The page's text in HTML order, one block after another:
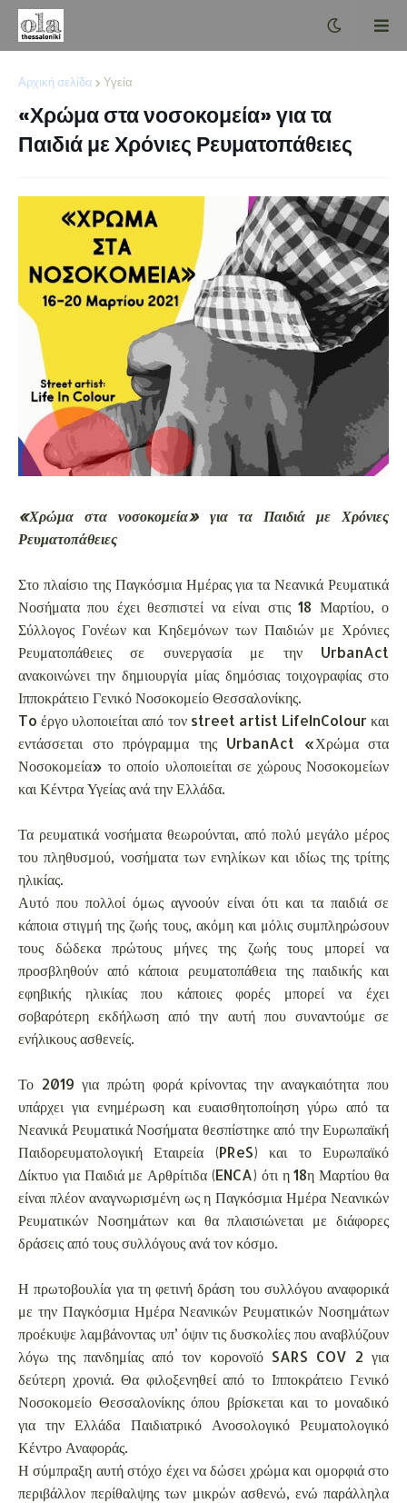
Αρχική σελίδα Υγεία
«Χρώμα στα νοσοκομεία» για τα
Παιδιά με Χρόνιες Ρευματοπάθειες
«Χρώμα στα νοσοκομεία» για τα Παιδιά με Χρόνιες
Ρευματοπάθειες
Στο πλαίσιο της Παγκόσμια Ημέρας για τα Νεανικά Ρευματικά
Νοσήματα που έχει θεσπιστεί να είναι στις 18 Μαρτίου, ο
Σύλλογος Γονέων και Κηδεμόνων των Παιδιών με Χρόνιες
Ρευματοπάθειες σε συνεργασία με την UrbanAct
ανακοινώνει την δημιουργία μίας δημόσιας τοιχογραφίας στο
Ιπποκράτειο Γενικό Νοσοκομείο Θεσσαλονίκης.
To έργο υλοποιείται από τον street artist LifeInColour και
εντάσσεται στο πρόγραμμα της UrbanAct «Χρώμα στα
Νοσοκομεία» το οποίο υλοποιείται σε χώρους Νοσοκομείων
και Κέντρα Υγείας ανά την Ελλάδα.
Τα ρευματικά νοσήματα θεωρούνται, από πολύ μεγάλο μέρος
του πληθυσμού, νοσήματα των ενηλίκων και ιδίως της τρίτης
ηλικίας.
Αυτό που πολλοί όμως αγνοούν είναι ότι και τα παιδιά σε
κάποια στιγμή της ζωής τους, ακόμη και μόλις συμπληρώσουν
τους δώδεκα πρώτους μήνες της ζωής τους μπορεί να
προσβληθούν από κάποια ρευματοπάθεια της παιδικής και
εφηβικής ηλικίας που κάποιες φορές μπορεί να έχει
σοβαρότερη εκδήλωση από την αυτή που συναντούμε σε
ενήλικους ασθενείς.
Το 2019 για πρώτη φορά κρίνοντας την αναγκαιότητα που
υπάρχει για ενημέρωση και ευαισθητοποίηση γύρω από τα
Νεανικά Ρευματικά Νοσήματα θεσπίστηκε από την Ευρωπαϊκή
Παιδορευματολογική Εταιρεία (PReS) και το Ευρωπαϊκό
Δίκτυο για Παιδιά με Αρθρίτιδα (ENCA) ότι η 18η Μαρτίου θα
είναι πλέον αναγνωρισμένη ως η Παγκόσμια Ημέρα Νεανικών
Ρευματικών Νοσημάτων και θα πλαισιώνεται με διάφορες
δράσεις από τους συλλόγους ανά τον κόσμο.
Η πρωτοβουλία για τη φετινή δράση του συλλόγου αναφορικά
με την Παγκόσμια Ημέρα Νεανικών Ρευματικών Νοσημάτων
προέκυψε λαμβάνοντας υπ’ όψιν τις δυσκολίες που αναβλύζουν
λόγω της πανδημίας από τον κορονοϊό SARS COV 2 για
δεύτερη χρονιά. Θα φιλοξενηθεί από το Ιπποκράτειο Γενικό
Νοσοκομείο Θεσσαλονίκης όπου βρίσκεται και το μοναδικό
για την Ελλάδα Παιδιατρικό Ανοσολογικό Ρευματολογικό
Κέντρο Αναφοράς.
Η σύμπραξη αυτή στόχο έχει να δώσει χρώμα και ομορφιά στο
περιβάλλον περίθαλψης των μικρών ασθενώ, ενώ παράλληλα